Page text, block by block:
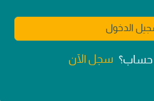
الدخول
حساب؟ سجل الآن